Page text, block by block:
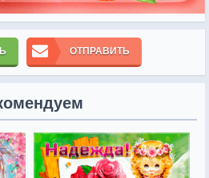
ОТПРАВИТЬ